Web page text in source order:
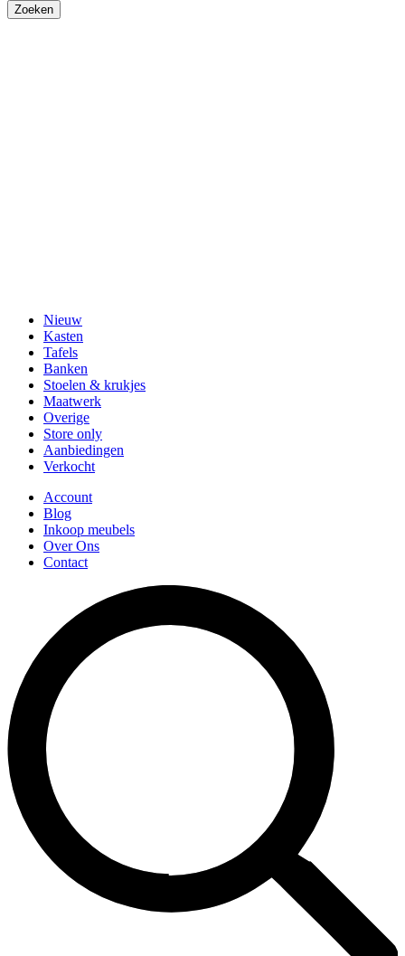
Nieuw
Kasten
Tafels
Banken
Stoelen & krukjes
Maatwerk
Overige
Store only
Aanbiedingen
Verkocht
Account
Blog
Inkoop meubels
Over Ons
Contact